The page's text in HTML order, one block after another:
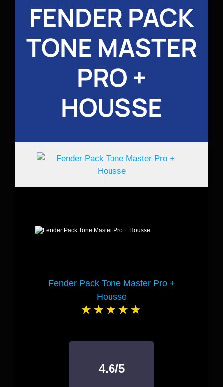
FENDER PACK
TONE MASTER
PRO +
HOUSSE
Fender Pack Tone Master Pro +
Housse
4.6/5